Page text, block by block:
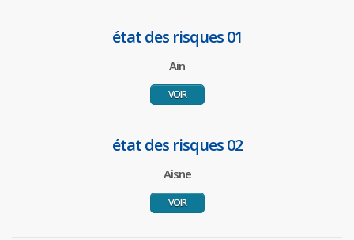
état des risques 01
Ain
VOIR
état des risques 02
Aisne
VOIR